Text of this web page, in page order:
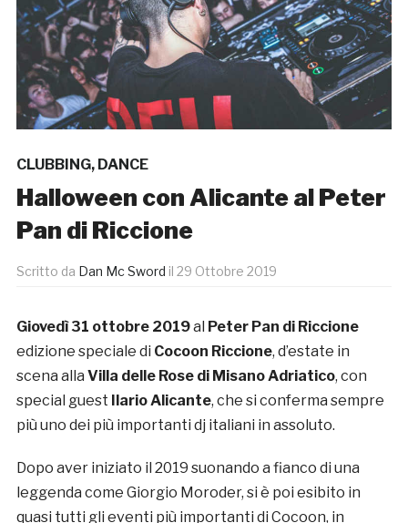
CLUBBING, DANCE
Halloween con Alicante al Peter
Pan di Riccione
Scritto da Dan Mc Sword il 29 Ottobre 2019
Giovedì 31 ottobre 2019al Peter Pan di Riccione
edizione speciale di Cocoon Riccione, d’estate in
scena alla Villa delle Rose di Misano Adriatico, con
special guest
Ilario Alicante, che si conferma sempre
più uno dei più importanti dj italiani in assoluto.
Dopo aver iniziato il 2019 suonando a fianco di una
leggenda come Giorgio Moroder, si è poi esibito in
quasi tutti gli eventi più importanti di Cocoon, in